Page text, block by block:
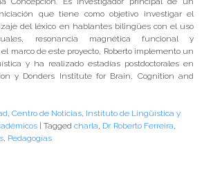
que tiene como objetivo investigar el
del léxico en hablantes bilingües con el uso
resonancia magnética funcional y
marco de este proyecto, Roberto implemento un
y ha realizado estadías postdoctorales en
y Donders Institute for Brain, Cognition and
, Centro de Noticias, Instituto de Lingüística y
Tagged charla, Dr. Roberto Ferreira,
, Pedagogías